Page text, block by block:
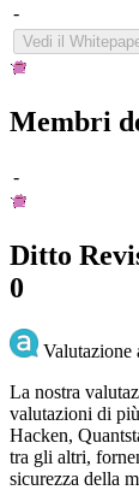
-
Vedi il
Membri
-
Ditto
0
Valutazione
La nostra
valutazioni di
Hacken,
tra gli altri,
sicurezza della